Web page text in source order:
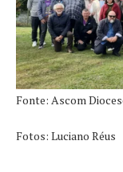
Fonte: Ascom
Fotos: Luciano Réus